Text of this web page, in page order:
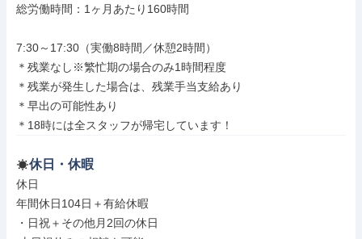
総労働時間：1ヶ月あたり160時間
7:30～17:30（実働8時間／休憩2時間）
＊残業なし※繁忙期の場合のみ1時間程度
＊残業が発生した場合は、残業手当支給あり
＊早出の可能性あり
＊18時には全スタッフが帰宅しています！
休日・休暇
休日
年間休日104日＋有給休暇
・日祝＋その他月2回の休日